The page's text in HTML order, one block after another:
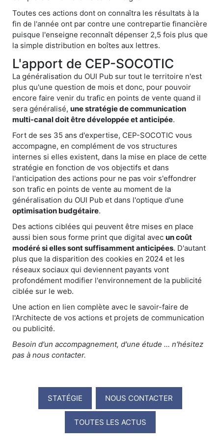
Toutes ces actions dont on connaîtra les résultats à la
fin de l'année ont par contre une contrepartie financière
puisque l'enseigne reconnaît dépenser 2,5 fois plus que
la simple distribution en boîtes aux lettres.
L'apport de CEP-SOCOTIC
La généralisation du OUI Pub sur tout le territoire n'est
plus qu'une question de mois et donc, pour pouvoir
encore faire venir du trafic en points de vente quand il
sera généralisé, une stratégie de communication
multi-canal doit être développée et anticipée.
Fort de ses 35 ans d'expertise, CEP-SOCOTIC vous
accompagne, en complément de vos structures
internes si elles existent, dans la mise en place de cette
stratégie en fonction de vos objectifs et dans
l'anticipation des actions pour ne pas voir s'effondrer
son trafic en points de vente au moment de la
généralisation du OUI Pub et dans l'optique d'une
optimisation budgétaire.
Des actions ciblées qui peuvent être mises en place
aussi bien sous forme print que digital avec un coût
modéré si elles sont suffisamment anticipées. D'autant
plus que la disparition des cookies en 2024 et les
réseaux sociaux qui deviennent payants vont
profondément modifier l'environnement de la publicité
ciblée sur le web.
Une action en lien complète avec le savoir-faire de
l'Architecte de vos actions et projets de communication
ou publicité.
Besoin d'un accompagnement, d'une étude ... n'hésitez
pas à nous contacter.
STATÉGIE NOUS CONTACTER
TOUTES LES ACTUS